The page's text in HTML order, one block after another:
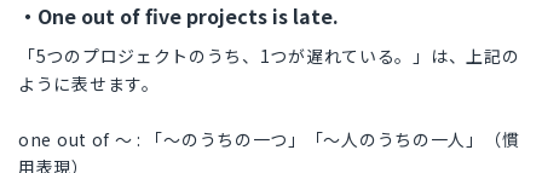
・One out of five projects is late.
「5つのプロジェクトのうち、1つが遅れている。」は、上記の
ように表せます。
one out of 〜 : 「〜のうちの一つ」「〜人のうちの一人」（慣
用表現）